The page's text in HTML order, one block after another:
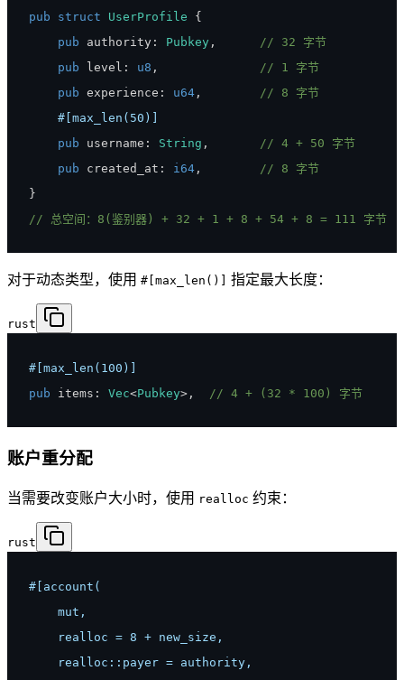
pub
struct UserProfile
{
pub authority : Pubkey ,
// 32 字节
pub level : u8 ,
// 1 字节
pub experience : u64 ,
// 8 字节
#[max_len(50)]
pub username : String ,
// 4 + 50 字节
pub created_at : i64 ,
// 8 字节
}
// 总空间：8(鉴别器) + 32 + 1 + 8 + 54 + 8 = 111 字节
对于动态类型，使用 #[max_len()] 指定最大长度：
rust
#[max_len(100)]
pub items : Vec<Pubkey> , // 4 + (32 * 100) 字节
账户重分配
当需要改变账户大小时，使用 realloc 约束：
rust